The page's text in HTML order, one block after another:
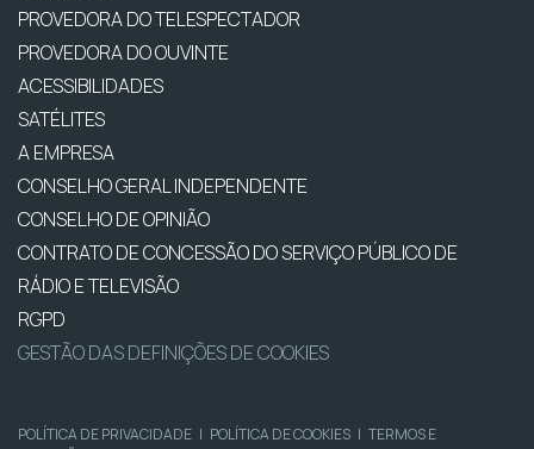
PROVEDORA DO TELESPECTADOR
PROVEDORA DO OUVINTE
ACESSIBILIDADES
SATÉLITES
A EMPRESA
CONSELHO GERAL INDEPENDENTE
CONSELHO DE OPINIÃO
CONTRATO DE CONCESSÃO DO SERVIÇO PÚBLICO DE
RÁDIO E TELEVISÃO
RGPD
GESTÃO DAS DEFINIÇÕES DE COOKIES
POLÍTICA DE PRIVACIDADE | POLÍTICA DE COOKIES | TERMOS E